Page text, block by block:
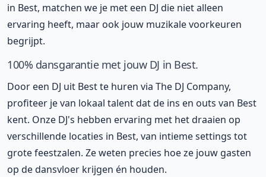
in Best, matchen we je met een DJ die niet alleen
ervaring heeft, maar ook jouw muzikale voorkeuren
begrijpt.
100% dansgarantie met jouw DJ in Best.
Door een DJ uit Best te huren via The DJ Company,
profiteer je van lokaal talent dat de ins en outs van Best
kent. Onze DJ's hebben ervaring met het draaien op
verschillende locaties in Best, van intieme settings tot
grote feestzalen. Ze weten precies hoe ze jouw gasten
op de dansvloer krijgen én houden.